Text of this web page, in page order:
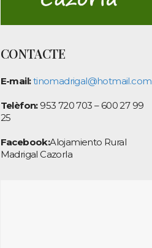
CONTACTE
E-mail:tinomadrigal@hotmail.com
Telèfon:953 720 703 – 600 27 99
25
Facebook:Alojamiento Rural
Madrigal Cazorla